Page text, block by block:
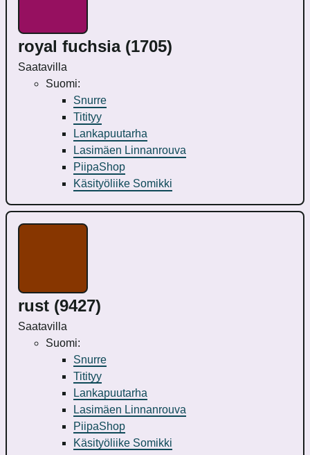
royal fuchsia (1705)
Saatavilla
Suomi:
Snurre
Titityy
Lankapuutarha
Lasimäen Linnanrouva
PiipaShop
Käsityöliike Somikki
rust (9427)
Saatavilla
Suomi:
Snurre
Titityy
Lankapuutarha
Lasimäen Linnanrouva
PiipaShop
Käsityöliike Somikki